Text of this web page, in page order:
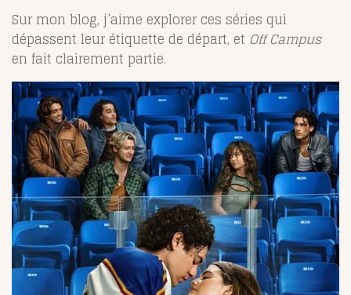
Sur mon blog, j’aime explorer ces séries qui
dépassent leur étiquette de départ, et Off Campus
en fait clairement partie.